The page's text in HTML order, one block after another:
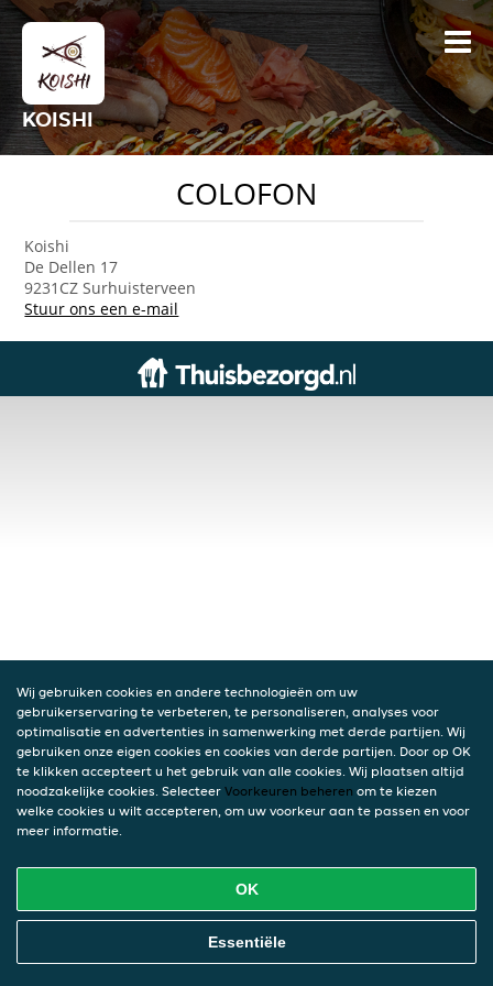
KOISHI
COLOFON
Koishi
De Dellen 17
9231CZ Surhuisterveen
Stuur ons een e-mail
Wij gebruiken cookies en andere technologieën om uw
gebruikerservaring te verbeteren, te personaliseren, analyses voor
optimalisatie en advertenties in samenwerking met derde partijen. Wij
gebruiken onze eigen cookies en cookies van derde partijen. Door op OK
te klikken accepteert u het gebruik van alle cookies. Wij plaatsen altijd
noodzakelijke cookies. Selecteer Voorkeuren beheren om te kiezen
welke cookies u wilt accepteren, om uw voorkeur aan te passen en voor
meer informatie.
OK
Essentiële